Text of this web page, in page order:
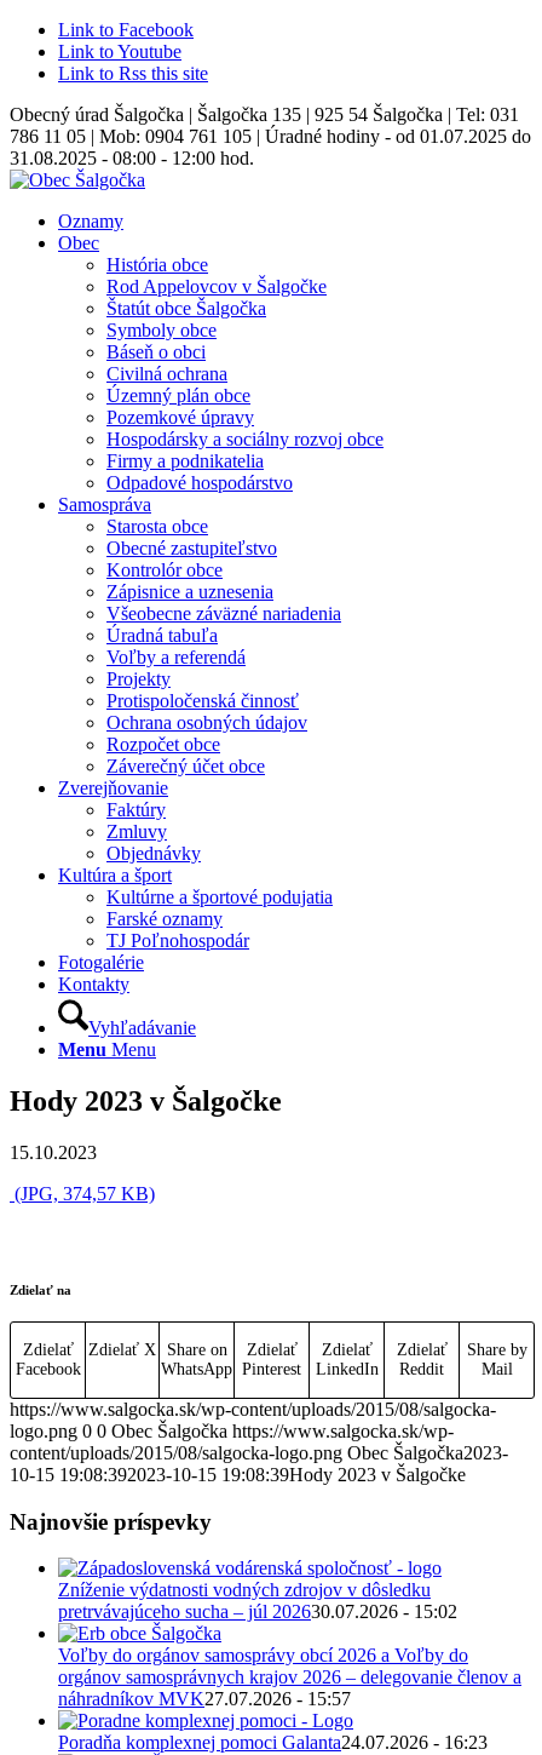
Link to Facebook
Link to Youtube
Link to Rss this site
Obecný úrad Šalgočka | Šalgočka 135 | 925 54 Šalgočka | Tel: 031
786 11 05 | Mob: 0904 761 105 | Úradné hodiny - od 01.07.2025 do
31.08.2025 - 08:00 - 12:00 hod.
Oznamy
Obec
História obce
Rod Appelovcov v Šalgočke
Štatút obce Šalgočka
Symboly obce
Báseň o obci
Civilná ochrana
Územný plán obce
Pozemkové úpravy
Hospodársky a sociálny rozvoj obce
Firmy a podnikatelia
Odpadové hospodárstvo
Samospráva
Starosta obce
Obecné zastupiteľstvo
Kontrolór obce
Zápisnice a uznesenia
Všeobecne záväzné nariadenia
Úradná tabuľa
Voľby a referendá
Projekty
Protispoločenská činnosť
Ochrana osobných údajov
Rozpočet obce
Záverečný účet obce
Zverejňovanie
Faktúry
Zmluvy
Objednávky
Kultúra a šport
Kultúrne a športové podujatia
Farské oznamy
TJ Poľnohospodár
Fotogalérie
Kontakty
Vyhľadávanie
Menu Menu
Hody 2023 v Šalgočke
15.10.2023
(JPG, 374,57 KB)
Zdielať na
Zdielať
Facebook
Zdielať X
Share on
WhatsApp
Zdielať
Pinterest
Zdielať
LinkedIn
Zdielať
Reddit
Share by
Mail
https://www.salgocka.sk/wp-content/uploads/2015/08/salgocka-
logo.png 0 0 Obec Šalgočka https://www.salgocka.sk/wp-
content/uploads/2015/08/salgocka-logo.png Obec Šalgočka2023-
10-15 19:08:392023-10-15 19:08:39Hody 2023 v Šalgočke
Najnovšie príspevky
Zníženie výdatnosti vodných zdrojov v dôsledku
pretrvávajúceho sucha – júl 202630.07.2026 - 15:02
Voľby do orgánov samosprávy obcí 2026 a Voľby do
orgánov samosprávnych krajov 2026 – delegovanie členov a
náhradníkov MVK27.07.2026 - 15:57
Poradňa komplexnej pomoci Galanta24.07.2026 - 16:23